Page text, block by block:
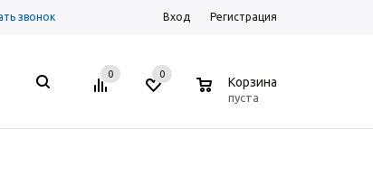
звонок Вход Регистрация
0 0
Корзина
пуста